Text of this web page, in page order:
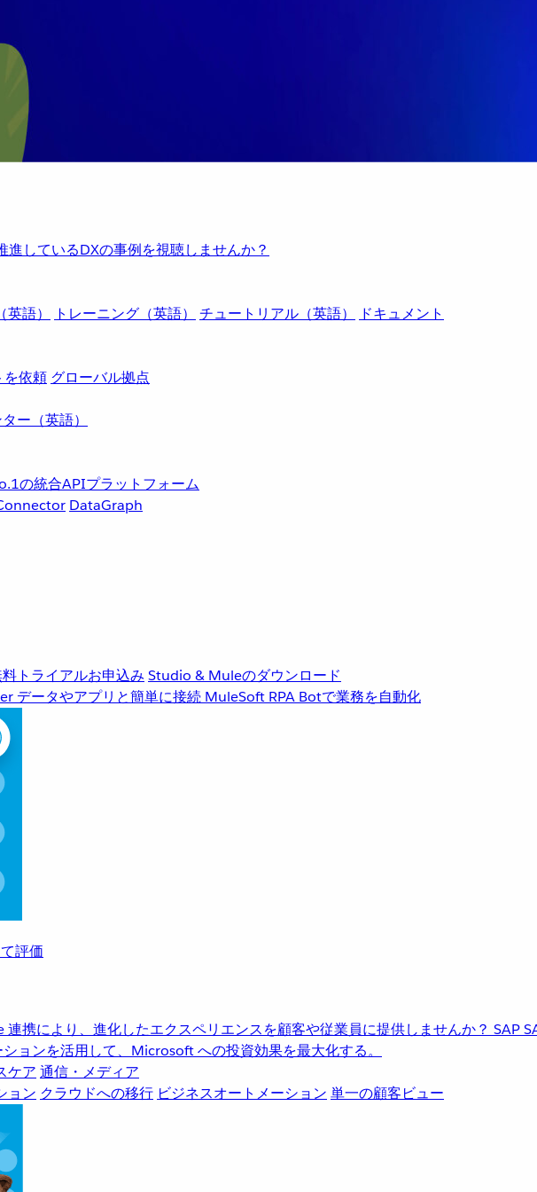
しているDXの事例を視聴しませんか？
語） トレーニング（英語） チュートリアル（英語）
ドキュメント
を依頼 グローバル拠点
ー（英語）
の統合APIプラットフォーム
DataGraph
トライアルお申込み Studio & Muleのダウンロード
データやアプリと簡単に接続 MuleSoft RPA Botで業務を自動化
評価
連携により、進化したエクスペリエンスを顧客や従業員に提供しませんか？ SAP
ョンを活用して、Microsoft への投資効果を最大化する。
ケア 通信・メディア
ョン クラウドへの移行 ビジネスオートメーション 単一の顧客ビュー